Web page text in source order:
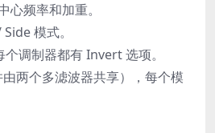
频率和加重。
模式。
调制器都有 Invert 选项。
两个多滤波器共享），每个模